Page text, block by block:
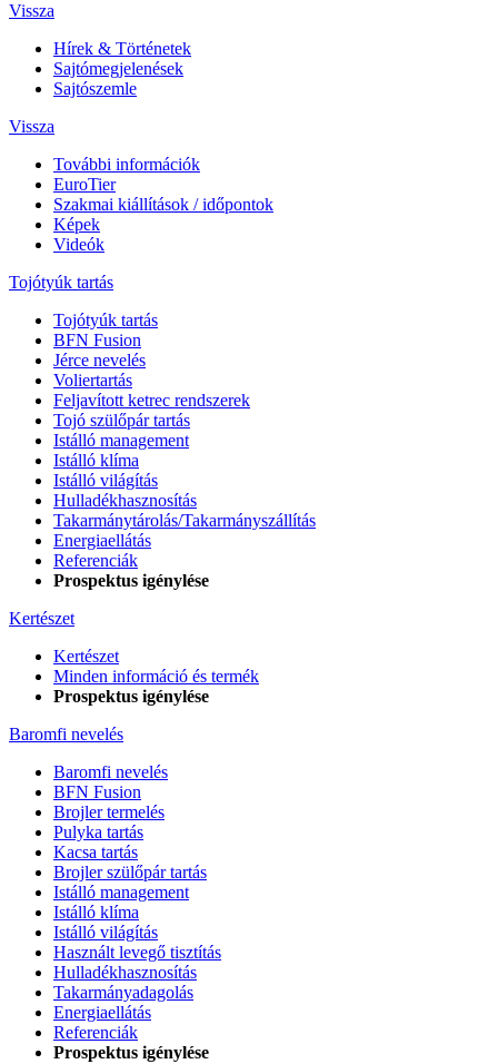
Vissza
Hírek & Történetek
Sajtómegjelenések
Sajtószemle
Vissza
További információk
EuroTier
Szakmai kiállítások / időpontok
Képek
Videók
Tojótyúk tartás
Tojótyúk tartás
BFN Fusion
Jérce nevelés
Voliertartás
Feljavított ketrec rendszerek
Tojó szülőpár tartás
Istálló management
Istálló klíma
Istálló világítás
Hulladékhasznosítás
Takarmánytárolás/Takarmányszállítás
Energiaellátás
Referenciák
Prospektus igénylése
Kertészet
Kertészet
Minden információ és termék
Prospektus igénylése
Baromfi nevelés
Baromfi nevelés
BFN Fusion
Brojler termelés
Pulyka tartás
Kacsa tartás
Brojler szülőpár tartás
Istálló management
Istálló klíma
Istálló világítás
Használt levegő tisztítás
Hulladékhasznosítás
Takarmányadagolás
Energiaellátás
Referenciák
Prospektus igénylése